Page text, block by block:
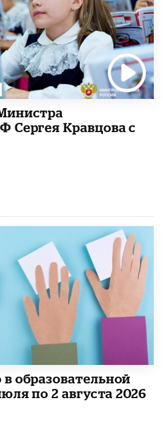
Сергея Кравцова с
образовательной
по 2 августа 2026